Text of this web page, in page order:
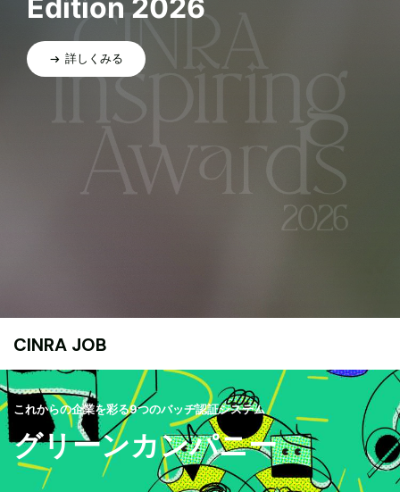
Edition 2026
詳しくみる
CINRA JOB
これからの企業を彩る9つのバッヂ認証システム
グリーンカンパニー